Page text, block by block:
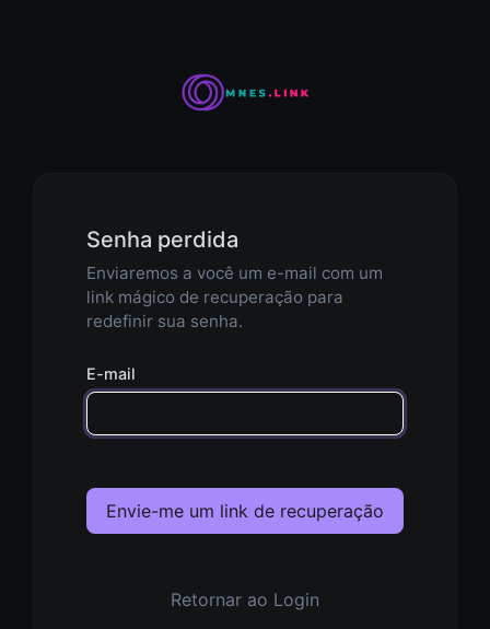
Senha perdida
Enviaremos a você um e-mail com um
link mágico de recuperação para
redefinir sua senha.
E-mail
Envie-me um link de recuperação
Retornar ao Login